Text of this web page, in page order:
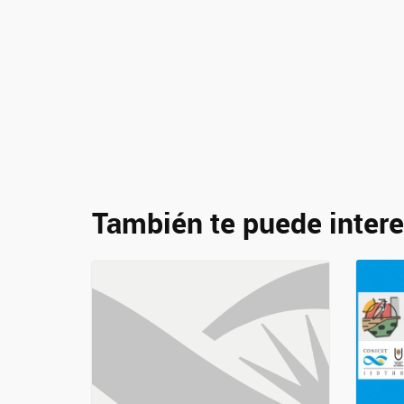
También te puede